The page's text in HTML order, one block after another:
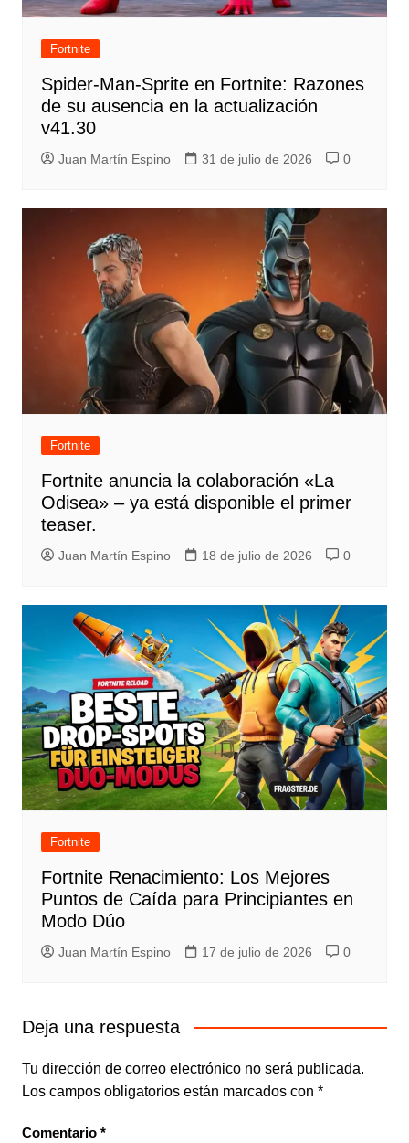
Fortnite
Spider-Man-Sprite en Fortnite: Razones
de su ausencia en la actualización
v41.30
Juan Martín Espino 31 de julio de 2026 0
Fortnite
Fortnite anuncia la colaboración «La
Odisea» – ya está disponible el primer
teaser.
Juan Martín Espino 18 de julio de 2026 0
Fortnite
Fortnite Renacimiento: Los Mejores
Puntos de Caída para Principiantes en
Modo Dúo
Juan Martín Espino 17 de julio de 2026 0
Deja una respuesta
Tu dirección de correo electrónico no será publicada.
Los campos obligatorios están marcados con *
Comentario *